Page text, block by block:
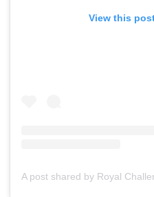
View this